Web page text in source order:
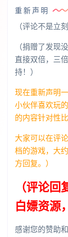
重新声明
（评论不是立
（捐赠了发现
直接双倍，三
持！）
现在重新声明
小伙伴喜欢玩
的内容针对性比
大家可以在评
档的游戏，大
方回复。）
（评论
白嫖资源
感谢您的赞助